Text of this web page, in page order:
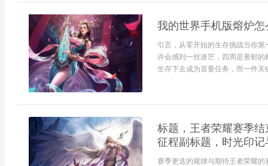
我的世界手机版熔炉
引言，从零开始的生存挑战当你
许会感到一丝迷茫，四周是葱郁
生存下去成为首要任务，而一件
标题，王者荣耀赛季
征程副标题，时光印
赛季更迭的规律与期待王者荣耀